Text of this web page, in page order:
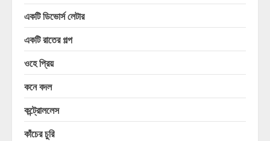
একটি ডিভোর্স লেটার
একটি রাতের গল্প
ওহে প্রিয়
কনে বদল
কন্ট্রোললেস
কাঁচের চুরি